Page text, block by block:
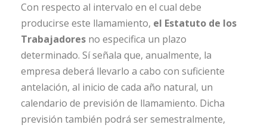
Con respecto al intervalo en el cual debe
producirse este llamamiento, el Estatuto de los
Trabajadores no especifica un plazo
determinado. Sí señala que, anualmente, la
empresa deberá llevarlo a cabo con suficiente
antelación, al inicio de cada año natural, un
calendario de previsión de llamamiento. Dicha
previsión también podrá ser semestralmente,